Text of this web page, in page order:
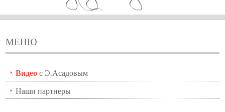
МЕНЮ
Видеос Э.Асадовым
Наши партнеры